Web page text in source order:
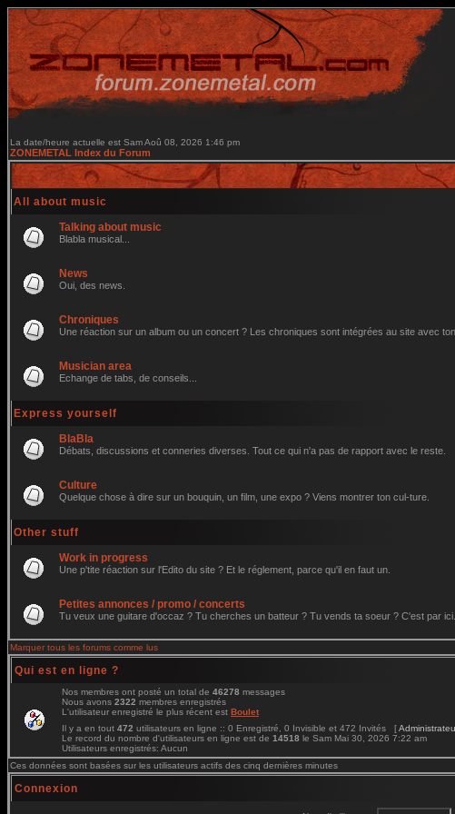
La date/heure actuelle est Sam Aoû 08, 2026 1:46 pm
ZONEMETAL Index du Forum
All about music
Talking about music
Blabla musical...
News
Oui, des news.
Chroniques
Une réaction sur un album ou un concert ? Les chroniques sont intégrées au site avec
Musician area
Echange de tabs, de conseils...
Express yourself
BlaBla
Débats, discussions et conneries diverses. Tout ce qui n'a pas de rapport avec le reste.
Culture
Quelque chose à dire sur un bouquin, un film, une expo ? Viens montrer ton cul-ture.
Other stuff
Work in progress
Une p'tite réaction sur l'Edito du site ? Et le réglement, parce qu'il en faut un.
Petites annonces / promo / concerts
Tu veux une guitare d'occaz ? Tu cherches un batteur ? Tu vends ta soeur ? C'est par ici.
Marquer tous les forums comme lus
Qui est en ligne ?
Nos membres ont posté un total de 46278 messages
Nous avons 2322 membres enregistrés
L'utilisateur enregistré le plus récent est Boulet
Il y a en tout 472 utilisateurs en ligne :: 0 Enregistré, 0 Invisible et 472 Invités [
Le record du nombre d'utilisateurs en ligne est de 14518 le Sam Mai 30, 2026 7:22 am
Utilisateurs enregistrés: Aucun
Ces données sont basées sur les utilisateurs actifs des cinq dernières minutes
Connexion